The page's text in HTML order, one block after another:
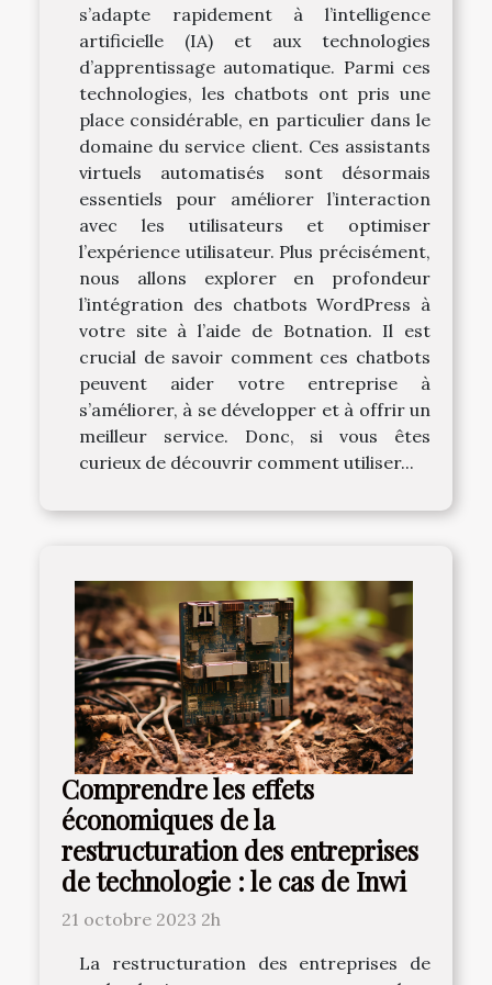
s’adapte rapidement à l’intelligence
artificielle (IA) et aux technologies
d’apprentissage automatique. Parmi ces
technologies, les chatbots ont pris une
place considérable, en particulier dans le
domaine du service client. Ces assistants
virtuels automatisés sont désormais
essentiels pour améliorer l’interaction
avec les utilisateurs et optimiser
l’expérience utilisateur. Plus précisément,
nous allons explorer en profondeur
l’intégration des chatbots WordPress à
votre site à l’aide de Botnation. Il est
crucial de savoir comment ces chatbots
peuvent aider votre entreprise à
s’améliorer, à se développer et à offrir un
meilleur service. Donc, si vous êtes
curieux de découvrir comment utiliser...
Comprendre les effets
économiques de la
restructuration des entreprises
de technologie : le cas de Inwi
21 octobre 2023 2h
La restructuration des entreprises de